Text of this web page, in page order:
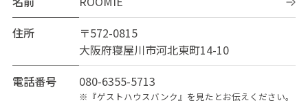
住所
〒572-0815
大阪府寝屋川市河北東町14-10
電話番号
080-6355-5713
※『ゲストハウスバンク』を見たとお伝えください。